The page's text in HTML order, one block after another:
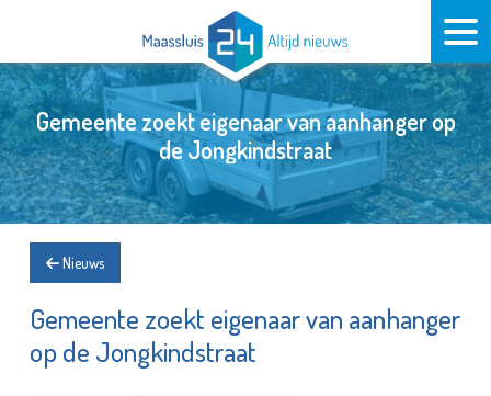
Gemeente zoekt eigenaar van aanhanger op
de Jongkindstraat
Nieuws
Gemeente zoekt eigenaar van aanhanger
op de Jongkindstraat